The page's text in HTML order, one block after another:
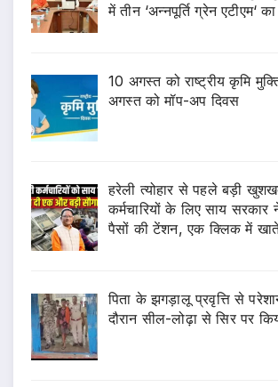
में तीन ‘अन्नपूर्ति ग्रेन एटीएम‘
10 अगस्त को राष्ट्रीय कृमि
अगस्त को मॉप-अप दिवस
हरेली त्योहार से पहले बड़ी
कर्मचारियों के लिए साय
पैसों की टेंशन, एक क्लिक में
पिता के झगड़ालू प्रवृत्ति से
दौरान सील-लोढ़ा से सिर पर